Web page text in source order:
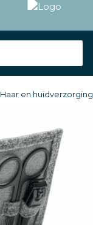
Haar en huidverzorging